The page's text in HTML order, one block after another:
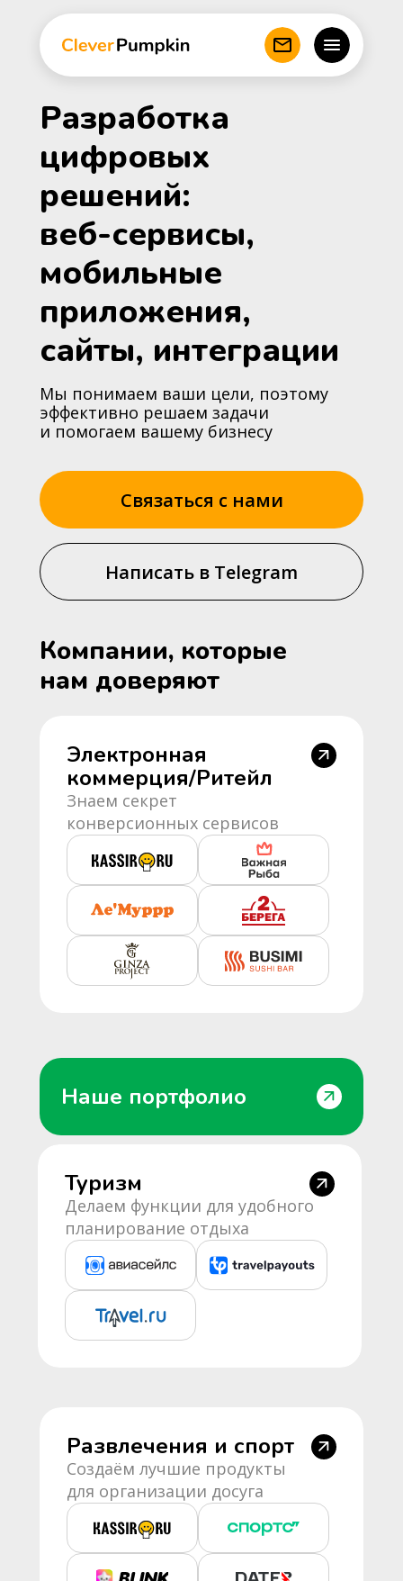
Мы понимаем ваши цели, поэтому
эффективно решаем задачи
и помогаем вашему бизнесу
Разработка
цифровых
решений:
веб-сервисы,
мобильные
приложения,
сайты, интеграции
Написать в Telegram
Связаться с нами
Компании, которые
нам доверяют
Электронная
коммерция/Ритейл
Знаем секрет
конверсионных сервисов
Туризм
Делаем функции для удобного
планирование отдыха
Развлечения и спорт
Создаём лучшие продукты
для организации досуга
Наше портфолио